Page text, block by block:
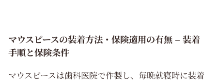
マウスピースの装着方法・保険適用の有無 – 装着
手順と保険条件
マウスピースは歯科医院で作製し、毎晩就寝時に装着